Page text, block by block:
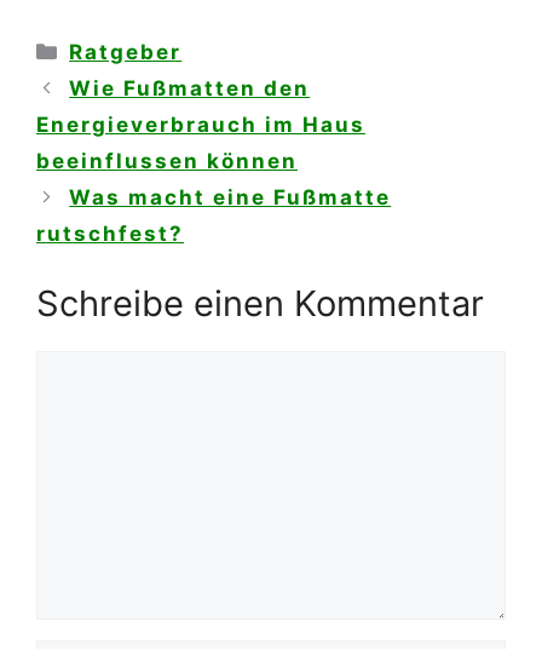
Kategorien
Ratgeber
Wie Fußmatten den
Energieverbrauch im Haus
beeinflussen können
Was macht eine Fußmatte
rutschfest?
Schreibe einen Kommentar